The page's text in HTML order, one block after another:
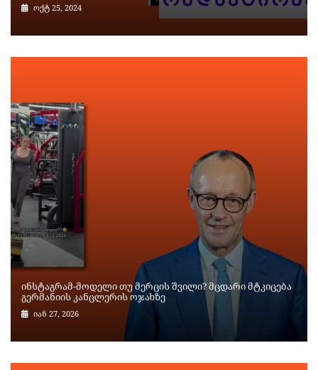
ოქტ 25, 2024
ინსტაგრამ-მოდელი თუ მერცის შვილი? მცდარი მტკიცება
გერმანიის კანცლერის ოჯახზე
იან 27, 2026